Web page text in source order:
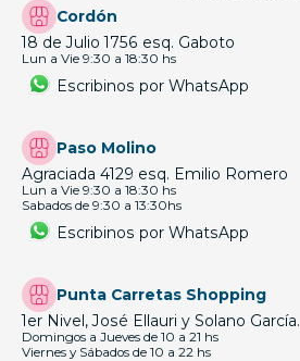
Cordón
18 de Julio 1756 esq. Gaboto
Lun a Vie 9:30 a 18:30 hs
Escribinos por WhatsApp
Paso Molino
Agraciada 4129 esq. Emilio Romero
Lun a Vie 9:30 a 18:30 hs
Sabados de 9:30 a 13:30hs
Escribinos por WhatsApp
Punta Carretas Shopping
1er Nivel, José Ellauri y Solano García.
Domingos a Jueves de 10 a 21 hs
Viernes y Sábados de 10 a 22 hs